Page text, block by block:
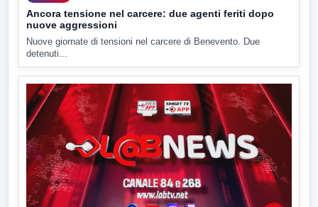
Ancora tensione nel carcere: due agenti feriti dopo
nuove aggressioni
Nuove giornate di tensioni nel carcere di Benevento. Due
detenuti...